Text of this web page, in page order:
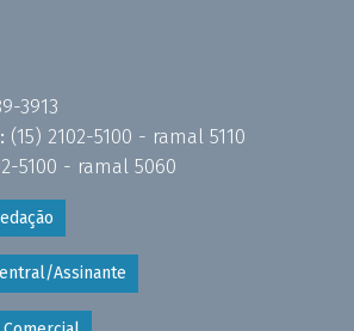
3913
(15) 2102-5100 - ramal 5110
5100 - ramal 5060
Assinante